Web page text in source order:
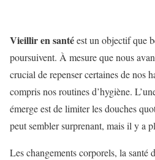
Vieillir en santéest un objectif que
poursuivent. À mesure que nous
crucial de repenser certaines de nos
compris nos routines d’hygiène.
émerge est de limiter les douches
peut sembler surprenant, mais il y a
Les changements corporels, la santé